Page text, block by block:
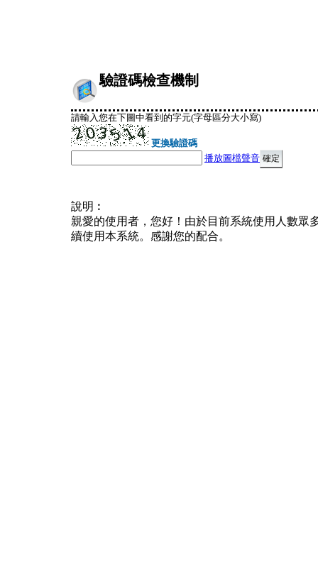
驗證碼檢查機制
請輸入您在下圖中看到的字元(字母區分大小寫)
更換驗證碼
播放圖檔聲音
說明︰
親愛的使用者，您好！由於目前系統使用人數眾
續使用本系統。感謝您的配合。